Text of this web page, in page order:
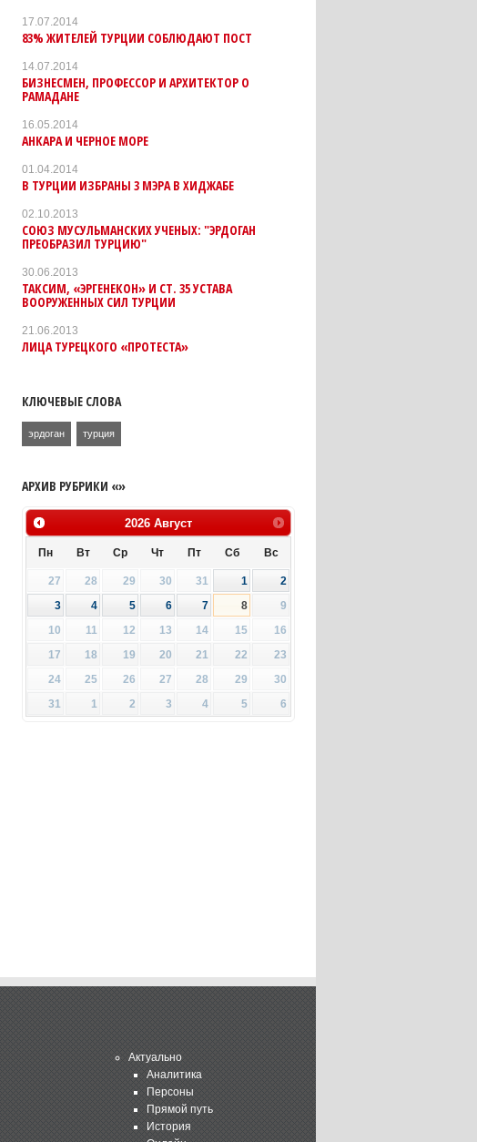
17.07.2014
83% ЖИТЕЛЕЙ ТУРЦИИ СОБЛЮДАЮТ ПОСТ
14.07.2014
БИЗНЕСМЕН, ПРОФЕССОР И АРХИТЕКТОР О
РАМАДАНЕ
16.05.2014
АНКАРА И ЧЕРНОЕ МОРЕ
01.04.2014
В ТУРЦИИ ИЗБРАНЫ 3 МЭРА В ХИДЖАБЕ
02.10.2013
СОЮЗ МУСУЛЬМАНСКИХ УЧЕНЫХ: "ЭРДОГАН
ПРЕОБРАЗИЛ ТУРЦИЮ"
30.06.2013
ТАКСИМ, «ЭРГЕНЕКОН» И СТ. 35 УСТАВА
ВООРУЖЕННЫХ СИЛ ТУРЦИИ
21.06.2013
ЛИЦА ТУРЕЦКОГО «ПРОТЕСТА»
КЛЮЧЕВЫЕ СЛОВА
эрдоган турция
АРХИВ РУБРИКИ «»
2026 Август
Пн Вт Ср Чт Пт Сб Вс
27 28 29 30 31 1
2
3
4 5 6 7 8
9
10
11 12 13 14 15
16
17
18 19 20 21 22
23
24
25 26 27 28 29
30
31
1 2 3 4 5 6
Актуально
Аналитика
Персоны
Прямой путь
История